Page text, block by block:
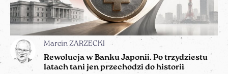
Marcin ZARZECKI
Rewolucja w Banku Japonii. Po trzydziestu
latach tani jen przechodzi do historii